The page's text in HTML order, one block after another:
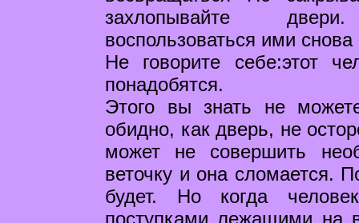
захлопывайте
воспользоваться ими
Не говорите себе:этот
понадобятся.
Этого вы знать не
обидно, как дверь, не
может не совершить
веточку и она сломается.
будет. Но когда
поступками лежащими на